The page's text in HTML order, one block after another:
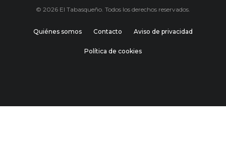
© 2026 El Tabasqueño. Todos los derechos reservados.
Quiénes somos Contacto Aviso de privacidad
Política de cookies